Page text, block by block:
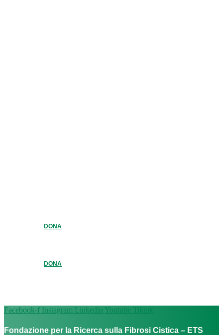
DONA
DONA
Facebook-f Instagram Linkedin Youtube Tiktok
Fondazione per la Ricerca sulla Fibrosi Cistica – ETS